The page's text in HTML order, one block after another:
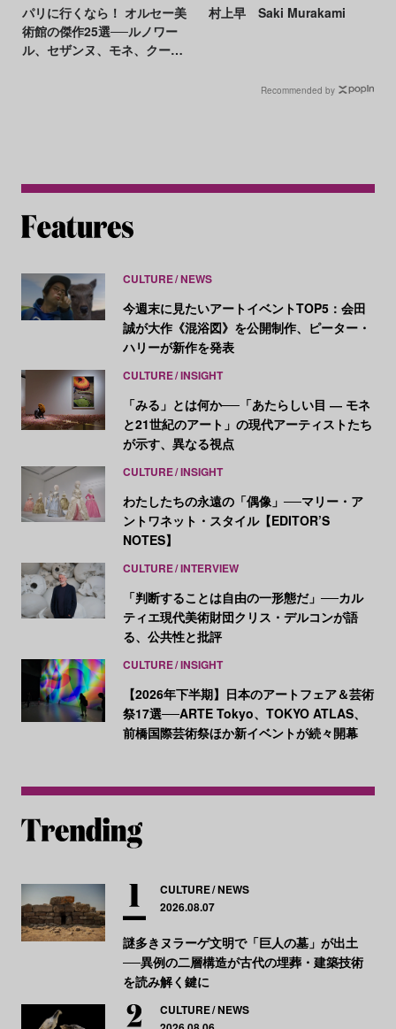
パリに行くなら！ オルセー美
術館の傑作25選──ルノワー
ル、セザンヌ、モネ、クール
村上早 Saki Murakami
Recommended by
CULTURE NEWS
今週末に見たいアートイベントTOP5：会田
誠が大作《混浴図》を公開制作、ピーター・
ハリーが新作を発表
CULTURE INSIGHT
「みる」とは何か──「あたらしい目 ― モネ
と21世紀のアート」の現代アーティストたち
が示す、異なる視点
CULTURE INSIGHT
わたしたちの永遠の「偶像」──マリー・ア
ントワネット・スタイル【EDITOR’S
NOTES】
CULTURE INTERVIEW
「判断することは自由の一形態だ」──カル
ティエ現代美術財団クリス・デルコンが語
る、公共性と批評
CULTURE INSIGHT
【2026年下半期】日本のアートフェア＆芸術
祭17選──ARTE Tokyo、TOKYO ATLAS、
前橋国際芸術祭ほか新イベントが続々開幕
CULTURE NEWS
2026.08.07
謎多きヌラーゲ文明で「巨人の墓」が出土
──異例の二層構造が古代の埋葬・建築技術
を読み解く鍵に
CULTURE NEWS